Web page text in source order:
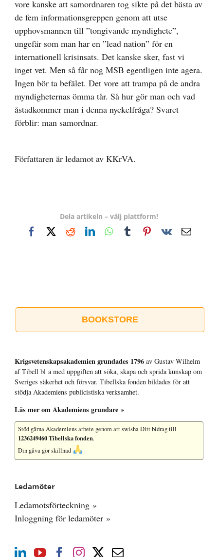
vore kanske att samordnaren tog sikte på det bästa av
de fem informationsgreppen genom att utse
upphovsmannen till ”tongivande myndighete”,
ungefär som man har en ”lead nation” för en
internationell krisinsats. Det kanske sker, fast vi
inget vet. Men så får nog MSB egentligen inte agera.
Ingen bör ta befälet. Det vore att trampa på de andra
myndigheternas ömma tår. Så hur gör man och vad
åstadkommer man i denna nyckelfråga? Svaret
förblir: man samordnar.
Författaren är ledamot av KKrVA.
Dela artikeln – välj plattform!
FacebookRedditLinkedInWhatsApp
TumblrPinterest
Vk
E-
BOOKSTORE
Krigsvetenskap­sakademien grundades 1796 av Gustav Wilhelm
af Tibell bl a med uppgiften att söka, skapa och sprida kunskap om
Sveriges säkerhet och försvar. Tibellska fonden bildades för att
stödja Akademiens publicistiska verksamhet.
Läs mer om Akademiens grundare »
Stöd gärna Akademiens arbete genom att swisha Ditt bidrag till
1236249460 Tibellska fonden.
Din gåva gör skillnad
Ledamöter
Ledamotsförteckning »
Inloggning för ledamöter »